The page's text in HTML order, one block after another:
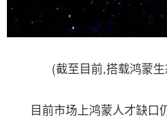
(截至目前,搭载鸿蒙
目前市场上鸿蒙人才缺口